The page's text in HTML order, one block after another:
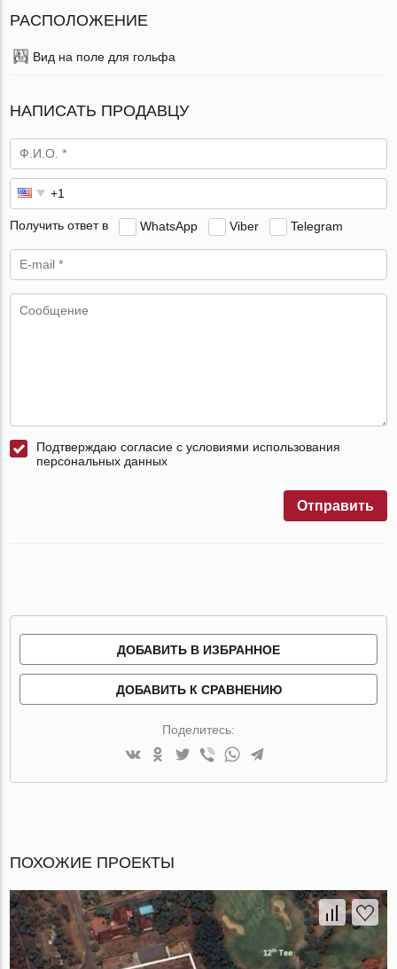
РАСПОЛОЖЕНИЕ
Вид на поле для гольфа
НАПИСАТЬ ПРОДАВЦУ
Получить ответ в WhatsApp Viber Telegram
Подтверждаю согласие с условиями использования
персональных данных
Отправить
ДОБАВИТЬ В ИЗБРАННОЕ
ДОБАВИТЬ К СРАВНЕНИЮ
Поделитесь:
ПОХОЖИЕ ПРОЕКТЫ